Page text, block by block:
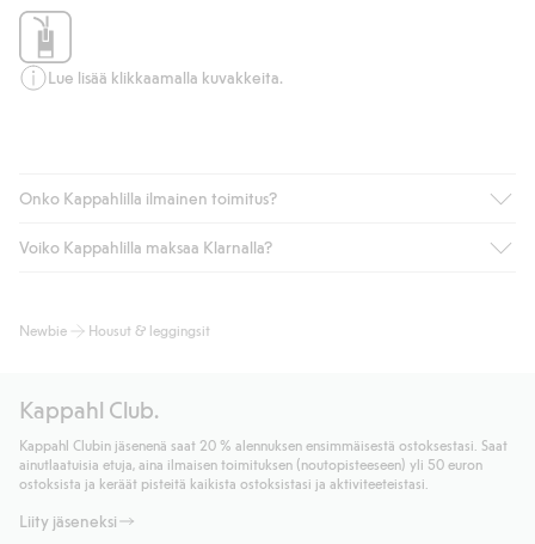
Lue lisää klikkaamalla kuvakkeita.
Onko Kappahlilla ilmainen toimitus?
Jos olet Kappahl Clubin jäsen, saat aina ilmaisen toimituksen
kotiinkuljetusta). Toimituskulut poistuvat automaattisesti, kun
noutopisteeseen tai pakettiautomaattiin ja PostNordin
kotiinkuljetuksella 6,99 €, riippumatta ostosummasta.
Lue lisää
Voiko Kappahlilla maksaa Klarnalla?
maksutavat, kuten laskun, sekä muita maksuvaihtoehtoja.
Lisätietoja Klarnan maksuehdoista
Lue lisää
Newbie Housut & leggingsit
Kappahl Club.
Kappahl Clubin jäsenenä saat 20 % alennuksen ensimmäisestä ostoksestasi. Saat
ainutlaatuisia etuja, aina ilmaisen toimituksen (noutopisteeseen) yli 50 euron
ostoksista ja keräät pisteitä kaikista ostoksistasi ja aktiviteeteistasi.
Liity jäseneksi